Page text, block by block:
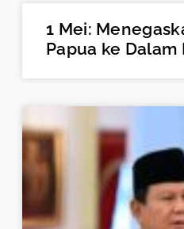
1 Mei:
Papua ke Dalam